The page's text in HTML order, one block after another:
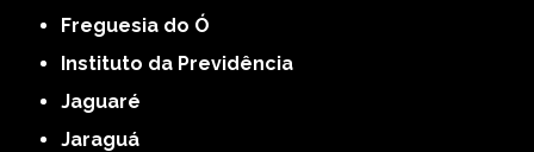
Freguesia do Ó
Instituto da Previdência
Jaguaré
Jaraguá